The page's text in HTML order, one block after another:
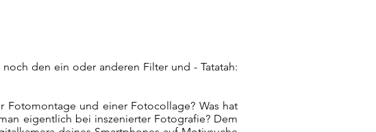
den ein oder anderen Filter und - Tatatah:
Fotomontage und einer Fotocollage? Was hat
eigentlich bei inszenierter Fotografie? Dem